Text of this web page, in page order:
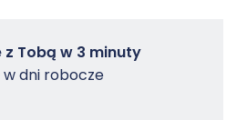
Tobą w 3 minuty
w dni robocze